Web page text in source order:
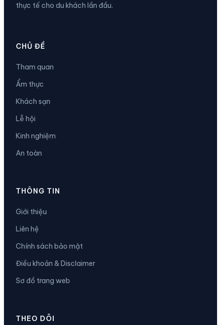
thực tế cho du khách lần đầu.
CHỦ ĐỀ
Tham quan
Ẩm thực
Khách sạn
Lễ hội
Kinh nghiệm
An toàn
THÔNG TIN
Giới thiệu
Liên hệ
Chính sách bảo mật
Điều khoản & Disclaimer
Sơ đồ trang web
THEO DÕI